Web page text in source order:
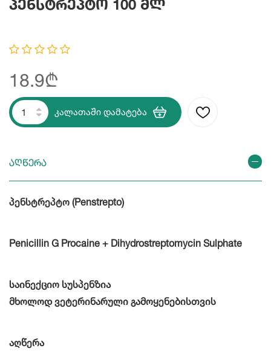
Პენსტრეპტო 100 Მლ
18.9₾
კალათაში დამატება
აღწერა
პენსტრეპტო (Penstrepto)
Penicillin G Procaine + Dihydrostreptomycin Sulphate
საინექციო სუსპენზია
მხოლოდ ვეტერინარული გამოყენებისთვის
აღწერა